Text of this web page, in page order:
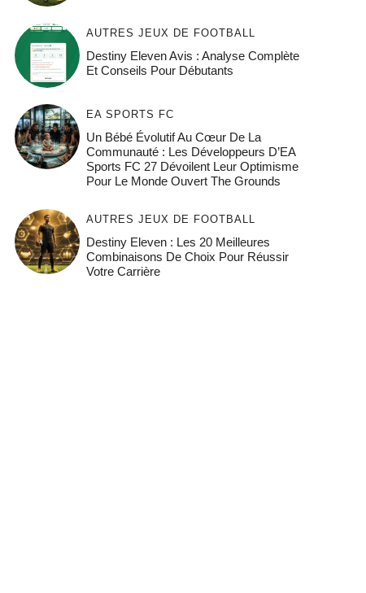
AUTRES JEUX DE FOOTBALL
Destiny Eleven Avis : Analyse Complète
Et Conseils Pour Débutants
EA SPORTS FC
Un Bébé Évolutif Au Cœur De La
Communauté : Les Développeurs D’EA
Sports FC 27 Dévoilent Leur Optimisme
Pour Le Monde Ouvert The Grounds
AUTRES JEUX DE FOOTBALL
Destiny Eleven : Les 20 Meilleures
Combinaisons De Choix Pour Réussir
Votre Carrière